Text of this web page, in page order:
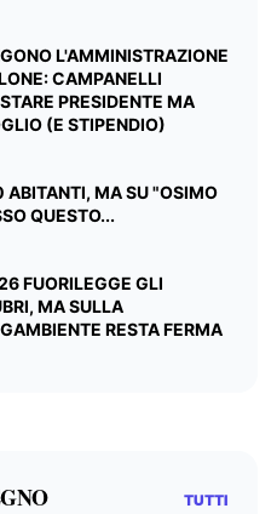
L'AMMINISTRAZIONE
CAMPANELLI
PRESIDENTE MA
(E STIPENDIO)
ABITANTI, MA SU "OSIMO
QUESTO...
FUORILEGGE GLI
MA SULLA
RESTA FERMA
TUTTI